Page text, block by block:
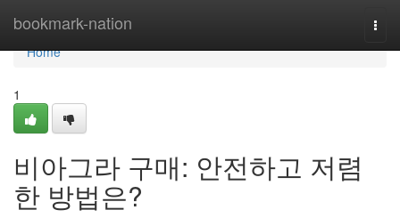
bookmark-nation
Home
Home
1
비아그라 구매: 안전하고 저렴
한 방법은?